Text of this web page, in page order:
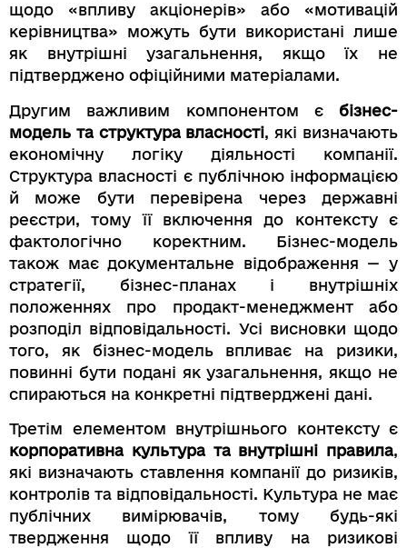
щодо «впливу акціонерів» або «мотивацій
керівництва» можуть бути використані лише
як внутрішні узагальнення, якщо їх не
підтверджено офіційними матеріалами.
Другим важливим компонентом є бізнес-
модель та структура власності, які визначають
економічну логіку діяльності компанії.
Структура власності є публічною інформацією
й може бути перевірена через державні
реєстри, тому її включення до контексту є
фактологічно коректним. Бізнес-модель
також має документальне відображення — у
стратегії, бізнес-планах і внутрішніх
положеннях про продакт-менеджмент або
розподіл відповідальності. Усі висновки щодо
того, як бізнес-модель впливає на ризики,
повинні бути подані як узагальнення, якщо не
спираються на конкретні підтверджені дані.
Третім елементом внутрішнього контексту є
корпоративна культура та внутрішні правила,
які визначають ставлення компанії до ризиків,
контролів та відповідальності. Культура не має
публічних вимірювачів, тому будь-які
твердження щодо її впливу на ризикові